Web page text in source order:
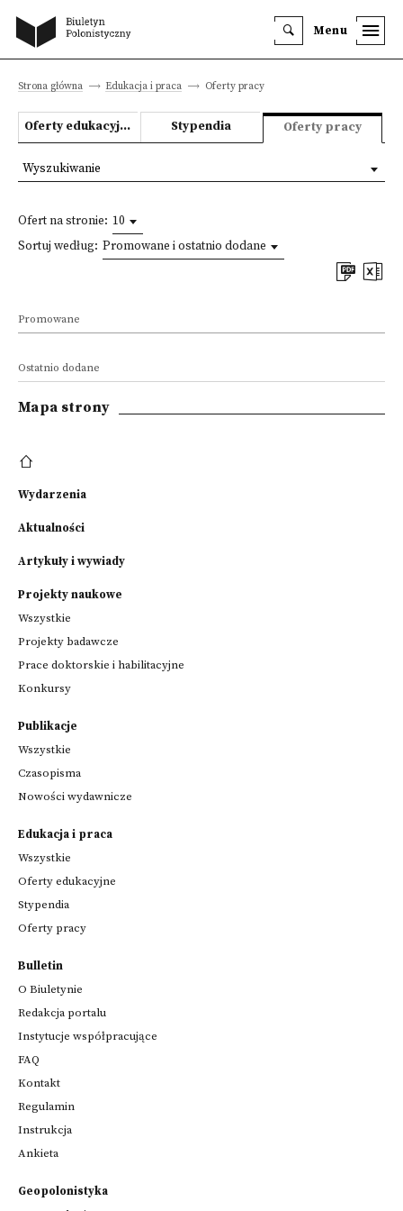
Menu
Strona główna Edukacja i praca Oferty pracy
Oferty edukacyjne Stypendia Oferty pracy
Ofert na stronie: 10
Sortuj według: Promowane i ostatnio dodane
Promowane
Ostatnio dodane
Wyszukiwanie
Mapa strony
Wydarzenia
Aktualności
Artykuły i wywiady
Projekty naukowe
Wszystkie
Projekty badawcze
Prace doktorskie i habilitacyjne
Konkursy
Publikacje
Wszystkie
Czasopisma
Nowości wydawnicze
Edukacja i praca
Wszystkie
Oferty edukacyjne
Stypendia
Oferty pracy
Bulletin
O Biuletynie
Redakcja portalu
Instytucje współpracujące
FAQ
Kontakt
Regulamin
Instrukcja
Ankieta
Geopolonistyka